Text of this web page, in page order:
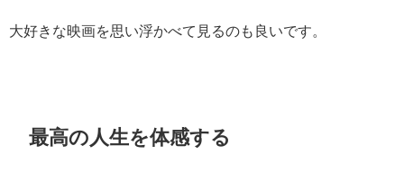
大好きな映画を思い浮かべて見るのも良いです。
最高の人生を体感する